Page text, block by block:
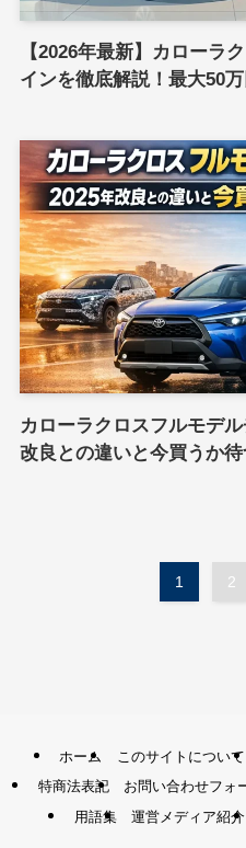
【2026年最新】カローラ
インを徹底解説！最大50
カローラクロスフルモデ
改良との違いと今買うか
1 2
ホーム このサイトについて
特商法表記
お問い合わせフォ
用語集
運営メディア紹介